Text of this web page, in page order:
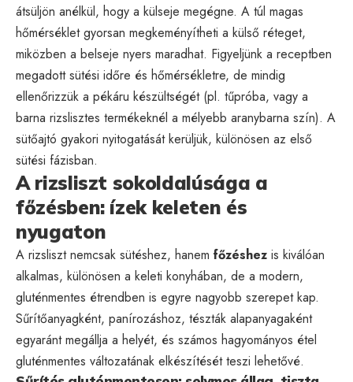
átsüljön anélkül, hogy a külseje megégne. A túl magas
hőmérséklet gyorsan megkeményítheti a külső réteget,
miközben a belseje nyers maradhat. Figyeljünk a receptben
megadott sütési időre és hőmérsékletre, de mindig
ellenőrizzük a pékáru készültségét (pl. tűpróba, vagy a
barna rizslisztes termékeknél a mélyebb aranybarna szín). A
sütőajtó gyakori nyitogatását kerüljük, különösen az első
sütési fázisban.
A rizsliszt sokoldalúsága a
főzésben: ízek keleten és
nyugaton
A rizsliszt nemcsak sütéshez, hanem főzéshez is kiválóan
alkalmas, különösen a keleti konyhában, de a modern,
gluténmentes étrendben is egyre nagyobb szerepet kap.
Sűrítőanyagként, panírozáshoz, tészták alapanyagaként
egyaránt megállja a helyét, és számos hagyományos étel
gluténmentes változatának elkészítését teszi lehetővé.